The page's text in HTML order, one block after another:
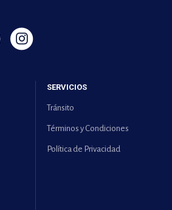
SERVICIOS
Tránsito
Términos y Condiciones
Política de Privacidad